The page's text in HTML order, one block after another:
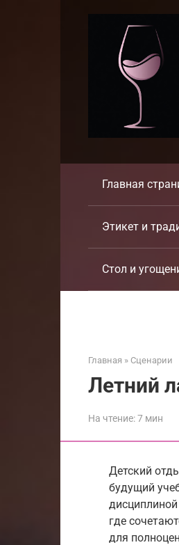
Главная
Этикет и
Стол и
Главная » Сценарии
Летний
На чтение:7 мин
Детский
будущий
где
для